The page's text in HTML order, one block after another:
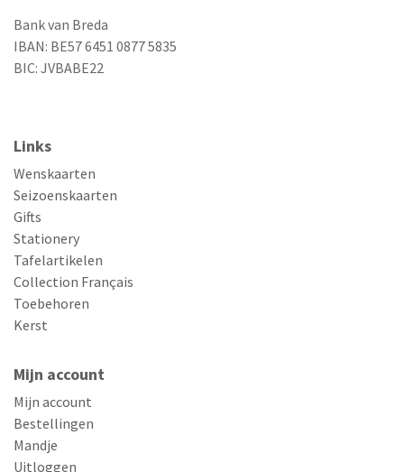
Bank van Breda
IBAN: BE57 6451 0877 5835
BIC: JVBABE22
Links
Wenskaarten
Seizoenskaarten
Gifts
Stationery
Tafelartikelen
Collection Français
Toebehoren
Kerst
Mijn account
Mijn account
Bestellingen
Mandje
Uitloggen